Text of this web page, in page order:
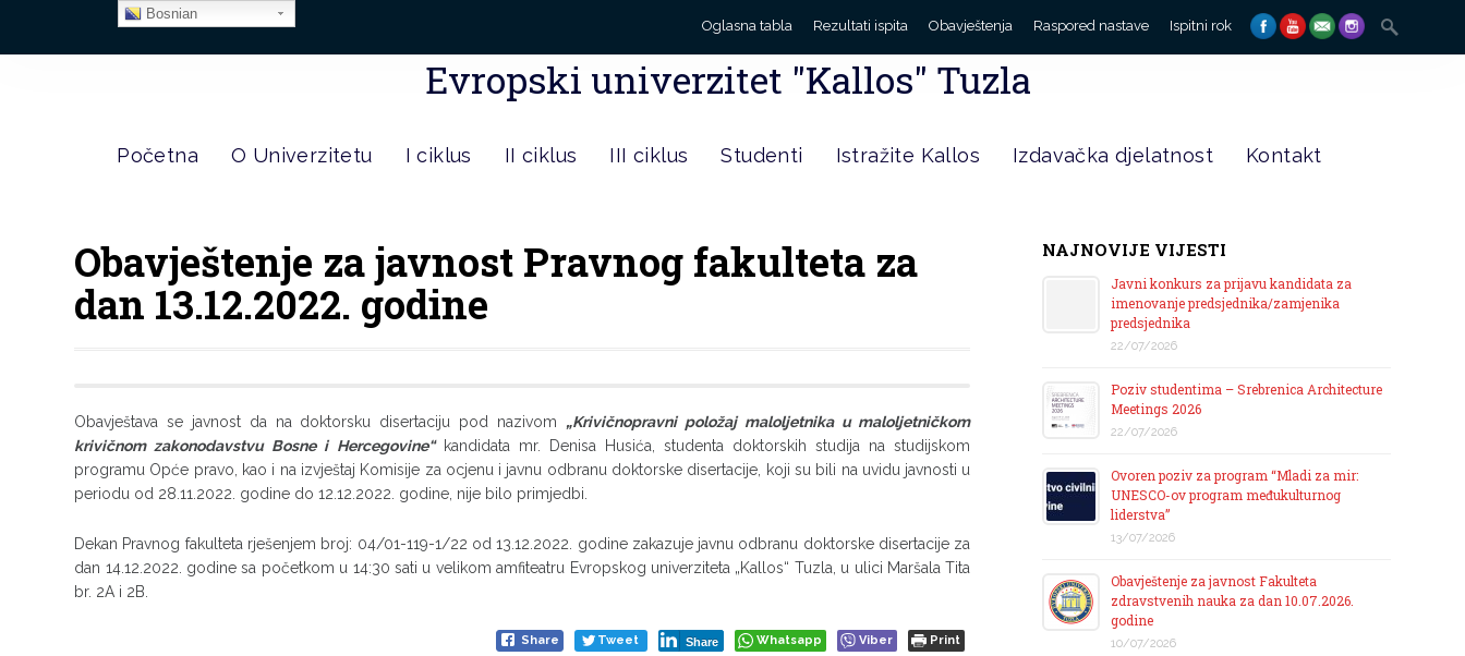
Oglasna tabla Rezultati ispita Obavještenja Raspored nastave Ispitni rok
Search
for:
Evropski univerzitet "Kallos" Tuzla
Početna O Univerzitetu I ciklus II ciklus III ciklus Studenti Istražite Kallos Izdavačka djelatnost Kontakt
Obavještenje za javnost Pravnog fakulteta za
dan 13.12.2022. godine
Obavještava se javnost da na doktorsku disertaciju pod nazivom „Krivičnopravni položaj maloljetnika u maloljetničkom
krivičnom zakonodavstvu Bosne i Hercegovine“kandidata mr. Denisa Husića, studenta doktorskih studija na studijskom
programu Opće pravo, kao i na izvještaj Komisije za ocjenu i javnu odbranu doktorske disertacije, koji su bili na uvidu javnosti u
periodu od 28.11.2022. godine do 12.12.2022. godine, nije bilo primjedbi.
Dekan Pravnog fakulteta rješenjem broj: 04/01-119-1/22 od 13.12.2022. godine zakazuje javnu odbranu doktorske disertacije za
dan 14.12.2022. godine sa početkom u 14:30 sati u velikom amfiteatru Evropskog univerziteta „Kallos“ Tuzla, u ulici Maršala Tita
br. 2A i 2B.
Share Tweet Share Whatsapp Viber Print
NAJNOVIJE VIJESTI
Javni konkurs za prijavu kandidata za
imenovanje predsjednika/zamjenika
predsjednika
22/07/2026
Poziv studentima – Srebrenica Architecture
Meetings 2026
22/07/2026
Ovoren poziv za program “Mladi za mir:
UNESCO-ov program međukulturnog
liderstva”
13/07/2026
Obavještenje za javnost Fakulteta
zdravstvenih nauka za dan 10.07.2026.
godine
10/07/2026
Bosnian